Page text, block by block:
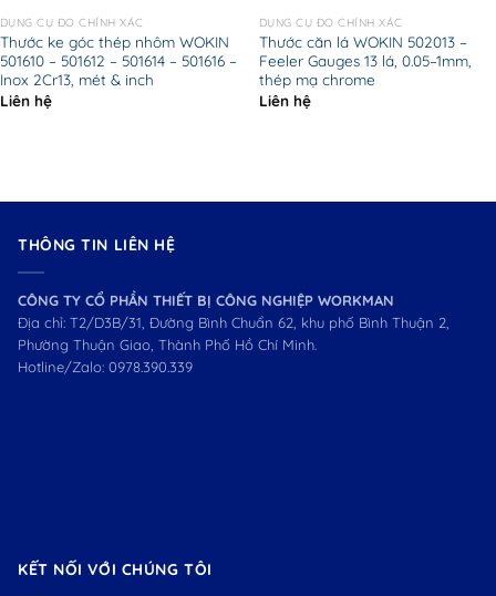
DỤNG CỤ ĐO CHÍNH XÁC
Thước ke góc thép nhôm WOKIN
501610 – 501612 – 501614 – 501616 –
Inox 2Cr13, mét & inch
Liên hệ
DỤNG CỤ ĐO CHÍNH XÁC
Thước căn lá WOKIN 502013 –
Feeler Gauges 13 lá, 0.05–1mm,
thép mạ chrome
Liên hệ
THÔNG TIN LIÊN HỆ
CÔNG TY CỔ PHẦN THIẾT BỊ CÔNG NGHIỆP WORKMAN
Địa chỉ: T2/D3B/31, Đường Bình Chuẩn 62, khu phố Bình Thuận 2,
Phường Thuận Giao, Thành Phố Hồ Chí Minh.
Hotline/Zalo: 0978.390.339
KẾT NỐI VỚI CHÚNG TÔI